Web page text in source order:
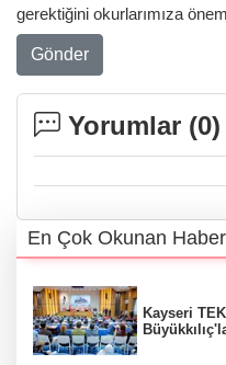
gerektiğini okurlarımıza
Gönder
Yorumlar (0)
En Çok Okunan
Kayseri